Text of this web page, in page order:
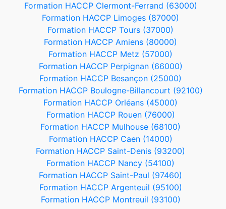
Formation HACCP Clermont-Ferrand (63000)
Formation HACCP Limoges (87000)
Formation HACCP Tours (37000)
Formation HACCP Amiens (80000)
Formation HACCP Metz (57000)
Formation HACCP Perpignan (66000)
Formation HACCP Besançon (25000)
Formation HACCP Boulogne-Billancourt (92100)
Formation HACCP Orléans (45000)
Formation HACCP Rouen (76000)
Formation HACCP Mulhouse (68100)
Formation HACCP Caen (14000)
Formation HACCP Saint-Denis (93200)
Formation HACCP Nancy (54100)
Formation HACCP Saint-Paul (97460)
Formation HACCP Argenteuil (95100)
Formation HACCP Montreuil (93100)